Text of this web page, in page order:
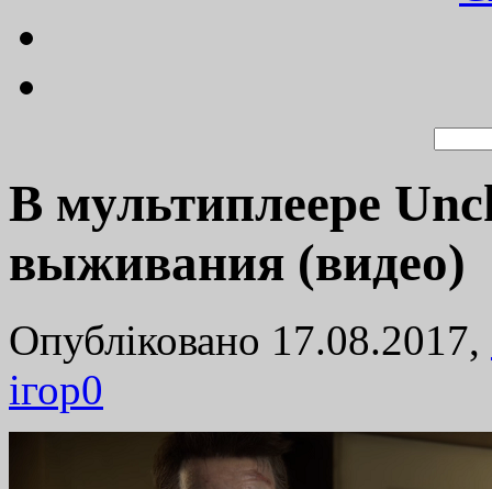
В мультиплеере
выживания (видео)
Опубліковано 17.08.2017,
ігор0